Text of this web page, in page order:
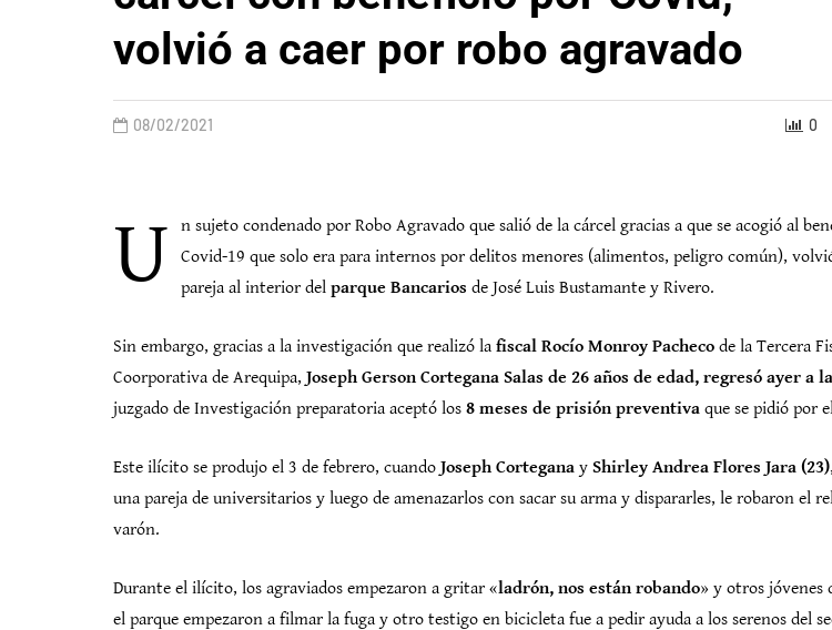
volvió a caer por robo agravado
08/02/2021 0
U
n sujeto condenado por Robo Agravado que salió de la cárcel gracias a que se acogió al
Covid-19 que solo era para internos por delitos menores (alimentos, peligro común),
pareja al interior del parque Bancarios de José Luis Bustamante y Rivero.
Sin embargo, gracias a la investigación que realizó la fiscal Rocío Monroy Pacheco de la Tercera
Coorporativa de Arequipa, Joseph Gerson Cortegana Salas de 26 años de edad, regresó ayer a
juzgado de Investigación preparatoria aceptó los 8 meses de prisión preventiva que se pidió por
Este ilícito se produjo el 3 de febrero, cuando Joseph Cortegana y Shirley Andrea Flores Jara (23)
una pareja de universitarios y luego de amenazarlos con sacar su arma y dispararles, le robaron el
varón.
Durante el ilícito, los agraviados empezaron a gritar «ladrón, nos están robando» y otros jóvenes
el parque empezaron a filmar la fuga y otro testigo en bicicleta fue a pedir ayuda a los serenos del